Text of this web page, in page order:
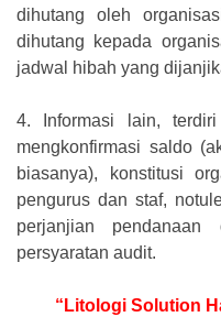
dihutang oleh
dihutang kepada
jadwal hibah yang
4.
Informasi lain,
mengkonfirmasi saldo
biasanya), konstitusi
pengurus dan staf,
perjanjian
persyaratan audit.
“Litologi Solution